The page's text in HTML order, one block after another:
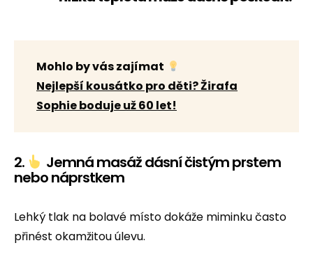
Mohlo by vás zajímat
Nejlepší kousátko pro děti? Žirafa
Sophie boduje už 60 let!
2. Jemná masáž dásní čistým prstem
nebo náprstkem
Lehký tlak na bolavé místo dokáže miminku často
přinést okamžitou úlevu.